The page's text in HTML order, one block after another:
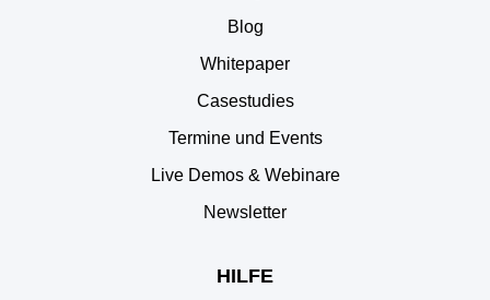
Blog
Whitepaper
Casestudies
Termine und Events
Live Demos & Webinare
Newsletter
HILFE